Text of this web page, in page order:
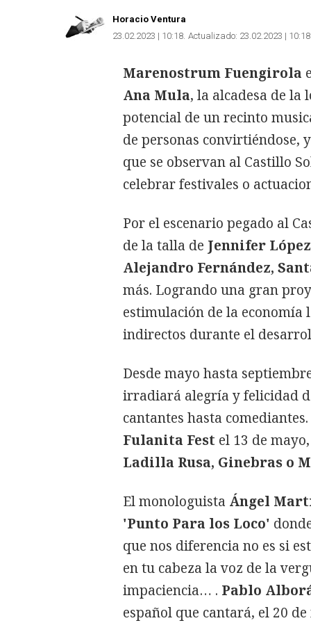
Horacio Ventura
23.02.2023 | 10:18 Actualizado: 23.02.2023 | 10:18
Marenostrum Fuengirola
Ana Mula, la alcadesa de la
potencial de un recinto
de personas convirtiéndose,
que se observan al Castillo
celebrar festivales o
Por el escenario pegado al
de la talla de Jennifer
Alejandro Fernández,
más. Logrando una gran
estimulación de la economía
indirectos durante el
Desde mayo hasta
irradiará alegría y felicidad
cantantes hasta
Fulanita Fest el 13 de
Ladilla Rusa, Ginebras o
El monologuista Ángel
'Punto Para los Loco'
que nos diferencia no es si
en tu cabeza la voz de la
impaciencia… . Pablo
español que cantará, el 20